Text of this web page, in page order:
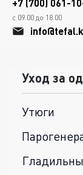
+7 (700) 061-
с 09.00 до 18.00
Уход за
Утюги